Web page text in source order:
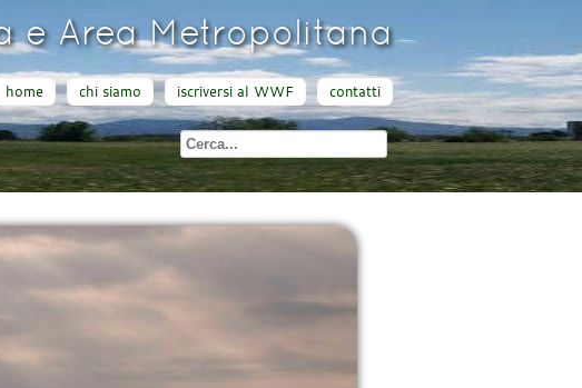
e Area Metropolitana
home chi siamo iscriversi al WWF contatti